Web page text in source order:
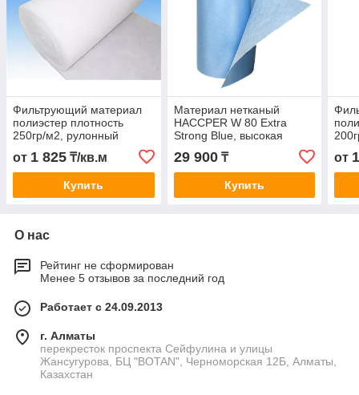
Фильтрующий материал
полиэстер плотность
250гр/м2, рулонный
от 1 825 ₸/кв.м
Купить
Материал нетканый
HACCPER W 80 Extra
Strong Blue, высокая
прочность, 320х300мм, 56
гр/м2, 400л/рул
29 900₸
Купить
от
О нас
Рейтинг не сформирован
Менее 5 отзывов за последний год
Работает с 24.09.2013
г. Алматы
перекресток проспекта Сейфулина и улицы
Жансугурова, БЦ "BOTAN", Черноморская 12Б, Алматы,
Казахстан